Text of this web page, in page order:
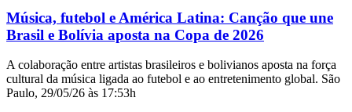
Música, futebol e América Latina: Canção que une
Brasil e Bolívia aposta na Copa de 2026
A colaboração entre artistas brasileiros e bolivianos aposta na força
cultural da música ligada ao futebol e ao entretenimento global. São
Paulo, 29/05/26 às 17:53h